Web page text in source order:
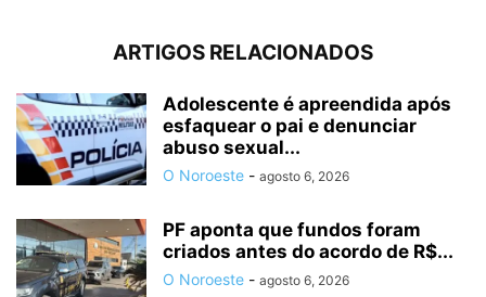
ARTIGOS RELACIONADOS
Adolescente é apreendida após
esfaquear o pai e denunciar
abuso sexual...
O Noroeste - agosto 6, 2026
PF aponta que fundos foram
criados antes do acordo de R$...
O Noroeste - agosto 6, 2026